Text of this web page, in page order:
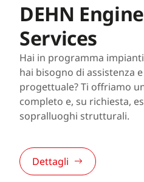
DEHN
Services
Hai in programma
hai bisogno di assistenza
progettuale? Ti offriamo
completo e, su richiesta,
sopralluoghi strutturali.
Dettagli